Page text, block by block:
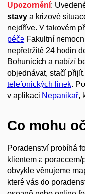
Upozornění:
stavy a krizové
nejdříve. V takovém
péče Fakultní
nepřetržitě 24 hodin
Bohunicích a nabízí
objednávat, stačí přijít.
telefonických linek.
v aplikaci Nepanikař,
Co mohu
Poradenství probíhá
klientem a
obvykle věnujeme
které vás do